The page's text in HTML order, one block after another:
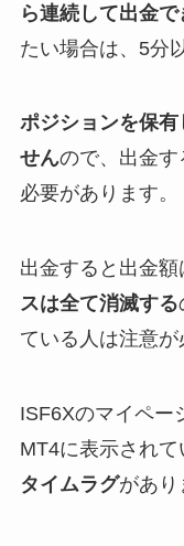
ら連続して出金で
たい場合は、5分
ポジションを保
せんので、出金
必要があります。
出金すると出金額
スは全て消滅する
ている人は注意が
ISF6Xのマイペー
MT4に表示されて
タイムラグがあり